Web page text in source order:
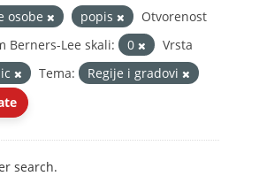
osobe popis
Otvorenost
Berners-Lee skali:
0
Vrsta
Tema:
Regije i gradovi
search.